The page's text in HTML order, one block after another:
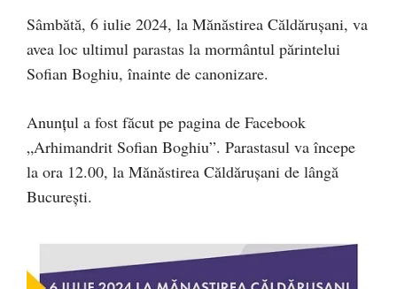
Sâmbătă, 6 iulie 2024, la Mănăstirea Căldărușani, va
avea loc ultimul parastas la mormântul părintelui
Sofian Boghiu, înainte de canonizare.
Anunțul a fost făcut pe pagina de Facebook
„Arhimandrit Sofian Boghiu”. Parastasul va începe
la ora 12.00, la Mănăstirea Căldărușani de lângă
București.